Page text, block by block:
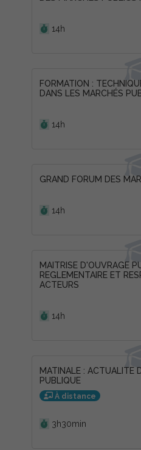
14h
FORMATION :
DANS LES MARCHÉS
14h
GRAND FORUM DES
14h
MAITRISE D'OUVRAGE
REGLEMENTAIRE ET
ACTEURS
14h
MATINALE : ACTUALITE
PUBLIQUE
À distance
3h30min